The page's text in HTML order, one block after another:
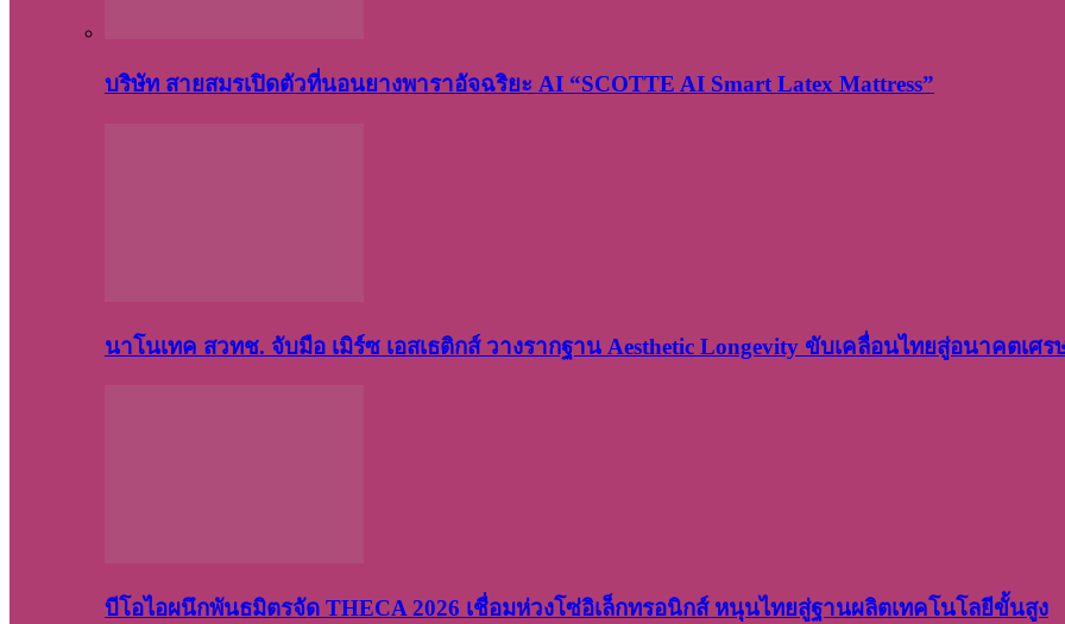
บริษัท สายสมรเปิดตัวที่นอนยางพาราอัจฉริยะ AI “SCOTTE AI Smart Latex Mattress”
นาโนเทค สวทช. จับมือ เมิร์ซ เอสเธติกส์ วางรากฐาน Aesthetic Longevity ขับเคลื่อนไทยสู่อนาคตเ
บีโอไอผนึกพันธมิตรจัด THECA 2026 เชื่อมห่วงโซ่อิเล็กทรอนิกส์ หนุนไทยสู่ฐานผลิตเทคโนโลยีขั้นสูง